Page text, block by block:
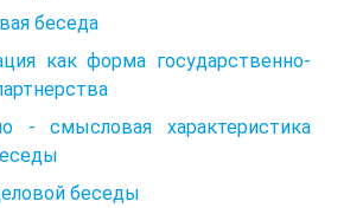
беседа
как форма государственно-
- смысловая характеристика
беседы